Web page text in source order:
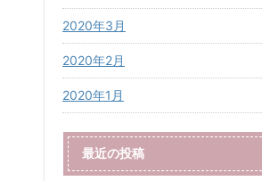
2020年3月
2020年2月
2020年1月
最近の投稿